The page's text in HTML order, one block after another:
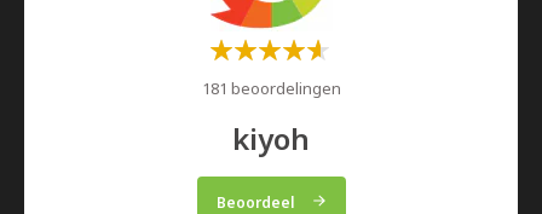
Waardering:
181 beoordelingen
kiyoh
Beoordeel